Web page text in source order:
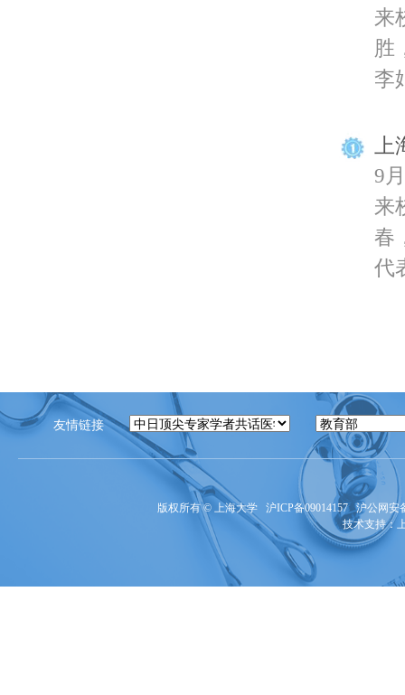
来
胜
李
上
9
来
春
代
友情链接
版权所有 © 上海大学 沪ICP备09014157 沪公网安
技术支持：